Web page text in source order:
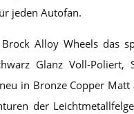
jeden Autofan.
Alloy Wheels das
Glanz Voll-Poliert,
in Bronze Copper
der